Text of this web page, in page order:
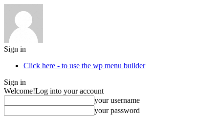
Sign in
Click here - to use the wp menu builder
Sign in
Welcome!Log into your account
your username
your password